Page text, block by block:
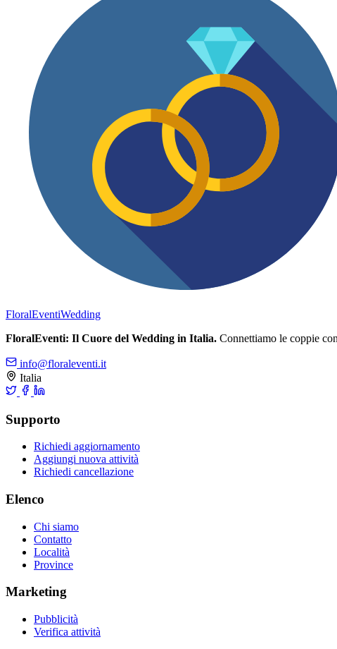
FloralEventiWedding
FloralEventi: Il Cuore del Wedding in Italia. Connettiamo le coppie
info@floraleventi.it
Italia
Supporto
Richiedi aggiornamento
Aggiungi nuova attività
Richiedi cancellazione
Elenco
Chi siamo
Contatto
Località
Province
Marketing
Pubblicità
Verifica attività